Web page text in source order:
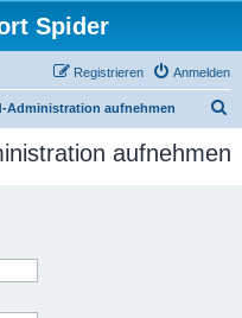
Spider
Anmelden
Registrieren
Administration aufnehmen
c
aufnehmen